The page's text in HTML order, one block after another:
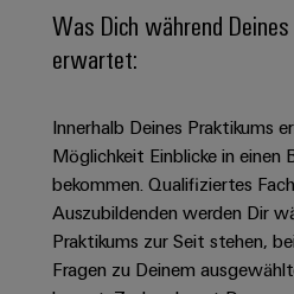
für
die
Prozessindustrie
Mehr
Ressourceneffizienz
durch
Sonnenenergie
Schaltschrankbau
Lösungen
Security
Industrial
Platform
easyConnect
EZA-
Regler
Panels
Engineering-
Visualisierungstools
Energiemessung
und
Smart
Metering
eShop
OCI-
EDI-
Schnittstelle
ALLE
SERVICES
-
Systemintegratoren
Messen
&
Events
Globale
Messen
Was Dich während
erwartet:
Innerhalb Deines Praktikums
Möglichkeit Einblicke in einen
bekommen. Qualifiziertes
Auszubildenden werden Dir
Praktikums zur Seit stehen,
Fragen zu Deinem